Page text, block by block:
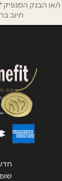
נושא*
ו/או הבנק המנפיק
חיוב